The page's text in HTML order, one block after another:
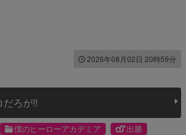
2026年08月02日 20時59分
ろが!!
僕のヒーローアカデミア
出勝